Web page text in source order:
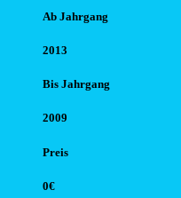
Ab Jahrgang
2013
Bis Jahrgang
2009
Preis
0€